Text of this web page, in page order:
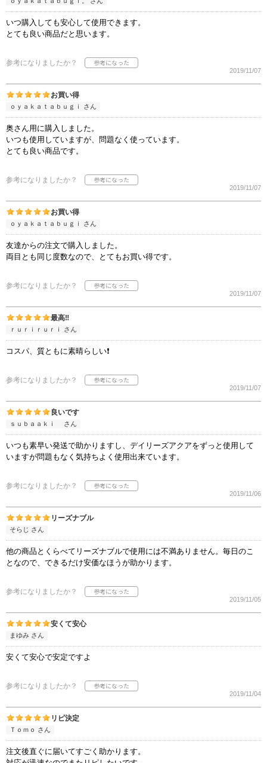
いつ購入しても安心して使用できます。
とても良い商品だと思います。
参考になりましたか？
2019/11/07
お買い得
ｏｙａｋａｔａｂｕｇｉ さん
奥さん用に購入しました。
いつも使用していますが、問題なく使っています。
とても良い商品です。
参考になりましたか？
2019/11/07
お買い得
ｏｙａｋａｔａｂｕｇｉ さん
友達からの注文で購入しました。
両目とも同じ度数なので、とてもお買い得です。
参考になりましたか？
2019/11/07
最高‼️
ｒｕｒｉｒｕｒｉ さん
コスパ、質ともに素晴らしい❗
参考になりましたか？
2019/11/07
良いです
ｓｕｂａａｋｉ さん
いつも素早い発送で助かりますし、デイリーズアクアをずっと使用して
いますが問題もなく気持ちよく使用出来ています。
参考になりましたか？
2019/11/06
リーズナブル
そらじ さん
他の商品とくらべてリーズナブルで使用には不満ありません。毎日のこ
となので、できるだけ安価なほうが助かります。
参考になりましたか？
2019/11/05
安くて安心
まゆみ さん
安くて安心で安定ですよ
参考になりましたか？
2019/11/04
リピ決定
Ｔｏｍｏ さん
注文後直ぐに届いてすごく助かります。